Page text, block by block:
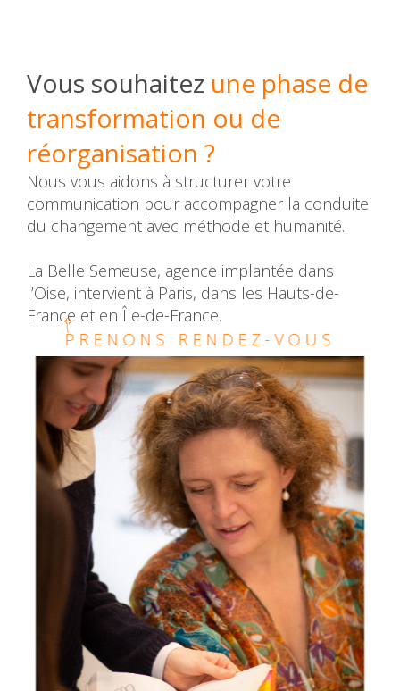
Vous souhaitez une phase de
transformation ou de
réorganisation ?
Nous vous aidons à structurer votre
communication pour accompagner la conduite
du changement avec méthode et humanité.
La Belle Semeuse, agence implantée dans
l’Oise, intervient à Paris, dans les Hauts-de-
France et en Île-de-France.
PRENONS RENDEZ-VOUS